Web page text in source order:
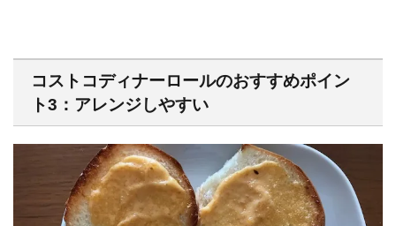
コストコディナーロールのおすすめポイン
ト3：アレンジしやすい